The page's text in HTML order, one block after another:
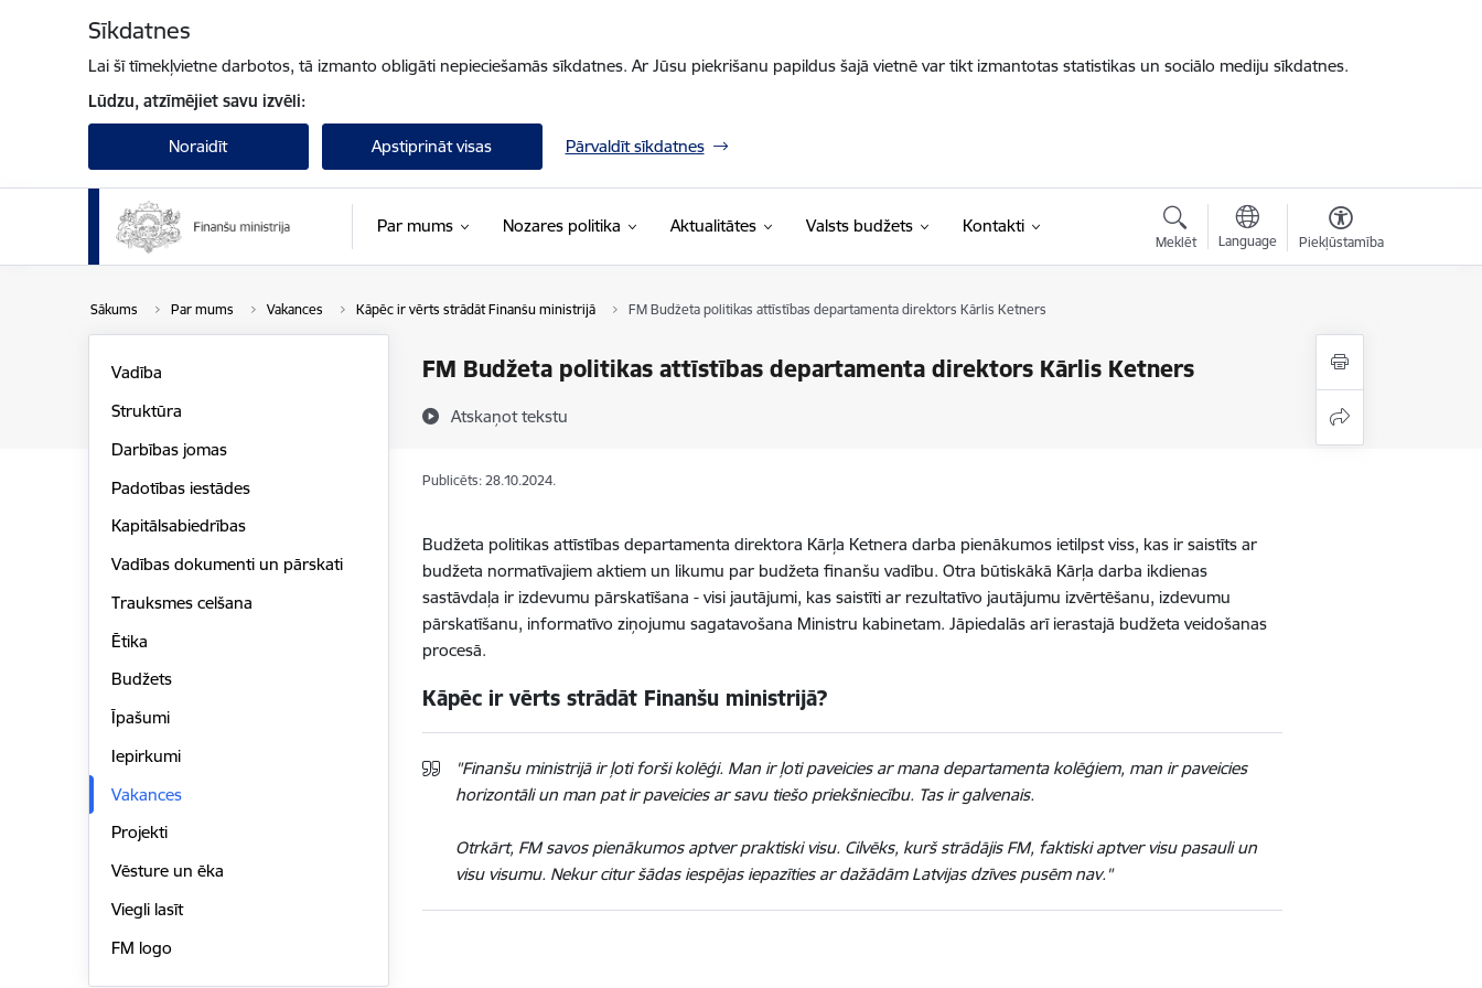
Sīkdatnes
Lai šī tīmekļvietne darbotos, tā izmanto obligāti nepieciešamās sīkdatnes. Ar Jūsu piekrišanu papildus šajā vietnē var tikt izmantotas statistikas un sociālo mediju sīkdatnes.
Lūdzu, atzīmējiet savu izvēli:
Noraidīt Apstiprināt visas Pārvaldīt sīkdatnes
Par mums Nozares politika Aktualitātes Valsts budžets Kontakti
Meklēt Language Piekļūstamība
Sākums Par mums Vakances Kāpēc ir vērts strādāt Finanšu ministrijā FM Budžeta politikas attīstības departamenta direktors Kārlis Ketners
FM Budžeta politikas attīstības departamenta direktors Kārlis Ketners
Atskaņot tekstu
Vadība
Struktūra
Darbības jomas
Padotības iestādes
Kapitālsabiedrības
Vadības dokumenti un pārskati
Trauksmes celšana
Ētika
Budžets
Īpašumi
Iepirkumi
Vakances
Projekti
Vēsture un ēka
Viegli lasīt
FM logo
Publicēts: 28.10.2024.
Budžeta politikas attīstības departamenta direktora Kārļa Ketnera darba pienākumos ietilpst viss, kas ir saistīts ar
budžeta normatīvajiem aktiem un likumu par budžeta finanšu vadību. Otra būtiskākā Kārļa darba ikdienas
sastāvdaļa ir izdevumu pārskatīšana - visi jautājumi, kas saistīti ar rezultatīvo jautājumu izvērtēšanu, izdevumu
pārskatīšanu, informatīvo ziņojumu sagatavošana Ministru kabinetam. Jāpiedalās arī ierastajā budžeta veidošanas
procesā.
Kāpēc ir vērts strādāt Finanšu ministrijā?
"Finanšu ministrijā ir ļoti forši kolēģi. Man ir ļoti paveicies ar mana departamenta kolēģiem, man ir paveicies
horizontāli un man pat ir paveicies ar savu tiešo priekšniecību. Tas ir galvenais.
Otrkārt, FM savos pienākumos aptver praktiski visu. Cilvēks, kurš strādājis FM, faktiski aptver visu pasauli un
visu visumu. Nekur citur šādas iespējas iepazīties ar dažādām Latvijas dzīves pusēm nav."